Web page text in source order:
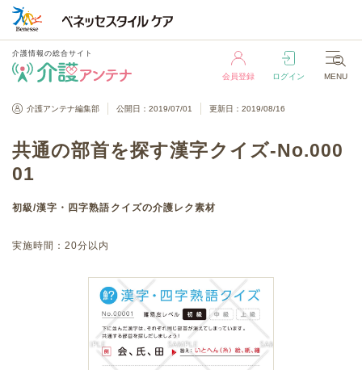
介護情報の総合サイト
会員登録 ログイン MENU
介護情報の総合サイト
介護アンテナ編集部 公開日：2019/07/01 更新日：2019/08/16
共通の部首を探す漢字クイズ-No.000
01
初級/漢字・四字熟語クイズの介護レク素材
実施時間：20分以内